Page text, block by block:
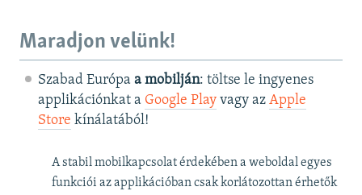
Maradjon velünk!
Szabad Európa a mobilján: töltse le ingyenes
applikációnkat a Google Playvagy az Apple
Store kínálatából!
A stabil mobilkapcsolat érdekében a weboldal egyes
funkciói az applikációban csak korlátozottan érhetők